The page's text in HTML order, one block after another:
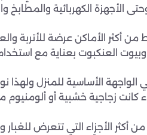
الأجهزة الكهربائية
من أكثر الأماكن عرضة للأتربة
وبيوت العنكبوت بعناية مع
الواجهة الأساسية للمنزل ولهذا
كانت زجاجية خشبية أو
أكثر الأجزاء التي تتعرض